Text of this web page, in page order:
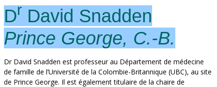
Dr David Snadden
Prince George, C.-B.
Dr David Snadden est professeur au Département de médecine
de famille de l’Université de la Colombie-Britannique (UBC), au site
de Prince George. Il est également titulaire de la chaire de